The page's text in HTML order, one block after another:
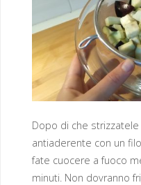
Dopo di che
antiaderente con un
fate cuocere a fuoco
minuti. Non dovranno